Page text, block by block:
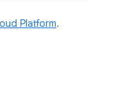
Platform.